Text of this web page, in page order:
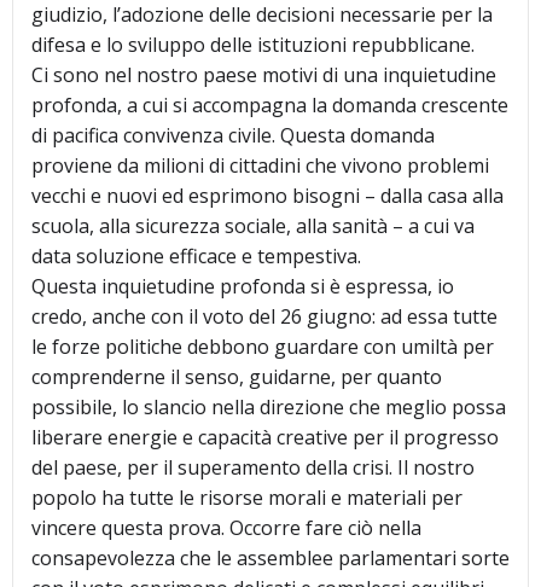
giudizio, l’adozione delle decisioni necessarie per la
difesa e lo sviluppo delle istituzioni repubblicane.
Ci sono nel nostro paese motivi di una inquietudine
profonda, a cui si accompagna la domanda crescente
di pacifica convivenza civile. Questa domanda
proviene da milioni di cittadini che vivono problemi
vecchi e nuovi ed esprimono bisogni – dalla casa alla
scuola, alla sicurezza sociale, alla sanità – a cui va
data soluzione efficace e tempestiva.
Questa inquietudine profonda si è espressa, io
credo, anche con il voto del 26 giugno: ad essa tutte
le forze politiche debbono guardare con umiltà per
comprenderne il senso, guidarne, per quanto
possibile, lo slancio nella direzione che meglio possa
liberare energie e capacità creative per il progresso
del paese, per il superamento della crisi. Il nostro
popolo ha tutte le risorse morali e materiali per
vincere questa prova. Occorre fare ciò nella
consapevolezza che le assemblee parlamentari sorte